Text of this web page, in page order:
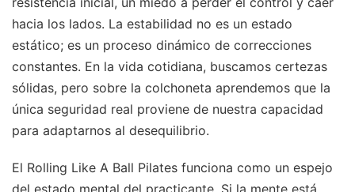
hacia los lados. La estabilidad no es un estado
estático; es un proceso dinámico de correcciones
constantes. En la vida cotidiana, buscamos certezas
sólidas, pero sobre la colchoneta aprendemos que la
única seguridad real proviene de nuestra capacidad
para adaptarnos al desequilibrio.
El Rolling Like A Ball Pilates funciona como un espejo